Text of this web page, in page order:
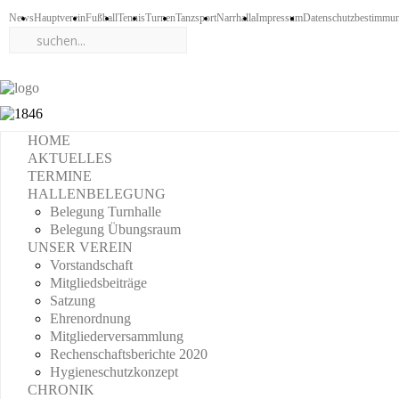
NewsHauptvereinFußballTennisTurnenTanzsportNarrhallaImpressum
HOME
AKTUELLES
TERMINE
HALLENBELEGUNG
Belegung Turnhalle
Belegung Übungsraum
UNSER VEREIN
Vorstandschaft
Mitgliedsbeiträge
Satzung
Ehrenordnung
Mitgliederversammlung
Rechenschaftsberichte 2020
Hygieneschutzkonzept
CHRONIK